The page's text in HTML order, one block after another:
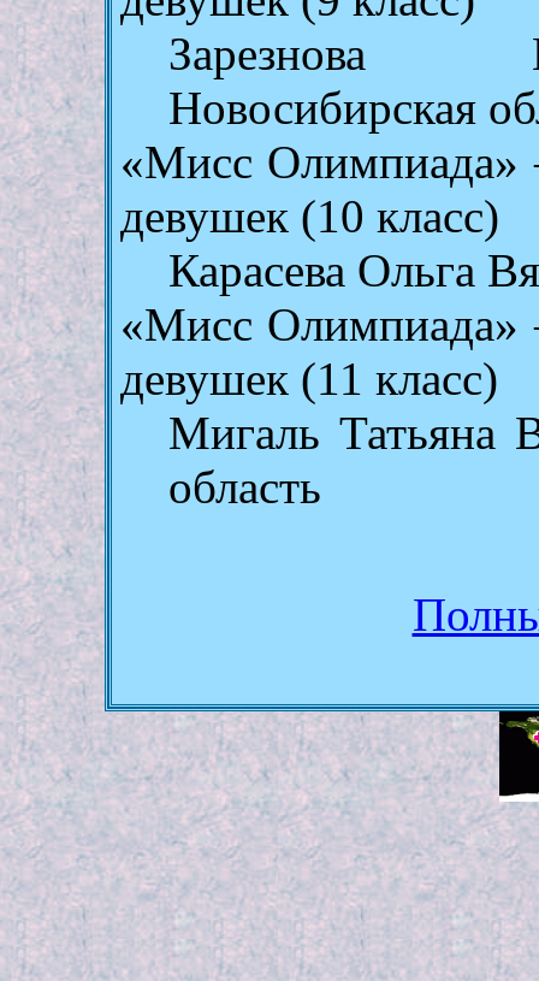
Зарезнова
Новосибирская
«Мисс
девушек (10 класс)
Карасева Ольга
«Мисс
девушек (11 класс)
Мигаль Татьяна
область